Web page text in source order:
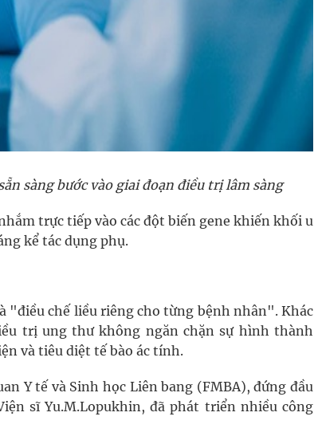
sàng bước vào giai đoạn điều trị lâm sàng
trực tiếp vào các đột biến gene khiến khối u
kể tác dụng phụ.
chế liều riêng cho từng bệnh nhân". Khác
trị ung thư không ngăn chặn sự hình thành
và tiêu diệt tế bào ác tính.
Y tế và Sinh học Liên bang (FMBA), đứng đầu
sĩ Yu.M.Lopukhin, đã phát triển nhiều công